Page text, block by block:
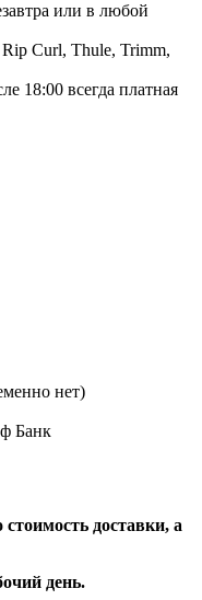
или в любой
Curl, Thule, Trimm,
18:00 всегда платная
нет)
Банк
доставки, а
день.